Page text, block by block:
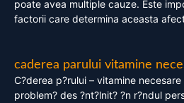
poate avea multiple cauze. Este
factorii care determina aceasta
caderea parului vitamine
C?derea p?rului – vitamine
problem? des ?nt?lnit? ?n r?ndul